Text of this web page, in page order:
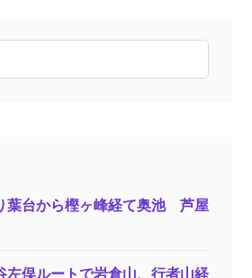
台から樫ヶ峰経て奥池 芦屋
俣ルートで岩倉山、行者山経